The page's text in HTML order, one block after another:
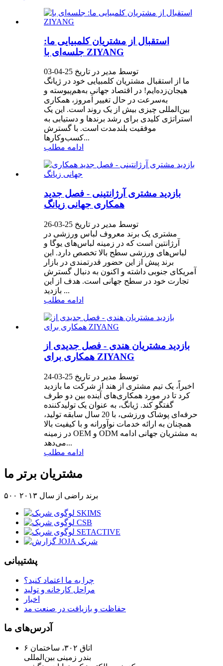
استقبال از مشتریان کلمبیایی ما:
جلسه‌ای با ZIYANG
توسط مدیر در تاریخ 25-04-03
ما از استقبال مشتریان کلمبیایی خود در ژیانگ
هیجان‌زده‌ایم! در اقتصاد جهانیِ به‌هم‌پیوسته و
به‌سرعت در حال تغییر امروز، همکاری
بین‌المللی چیزی بیش از یک روند است. این یک
استراتژی کلیدی برای رشد برندها و دستیابی به
موفقیت بلندمدت است. با گسترش
کسب‌وکارها...
ادامه مطلب
بازدید مشتری آرژانتینی - فصل جدید
همکاری جهانی زیانگ
توسط مدیر در تاریخ 25-03-26
مشتری یک برند معروف لباس ورزشی در
آرژانتین است که در زمینه لباس‌های یوگا و
لباس‌های ورزشی سطح بالا تخصص دارد. این
برند پیش از این حضور قدرتمندی در بازار
آمریکای جنوبی داشته و اکنون به دنبال گسترش
تجارت خود در سطح جهانی است. هدف از این
بازدید ...
ادامه مطلب
بازدید مشتریان هندی - فصل جدیدی از
همکاری برای ZIYANG
توسط مدیر در تاریخ 25-03-24
اخیراً، یک تیم مشتری از هند از شرکت ما بازدید
کرد تا در مورد همکاری‌های آینده بین دو طرف
گفتگو کند. ژیانگ، به عنوان یک تولیدکننده
حرفه‌ای پوشاک ورزشی، با 20 سال سابقه تولید،
همچنان به ارائه خدمات نوآورانه و با کیفیت بالا
در زمینه OEM و ODM به مشتریان جهانی ادامه
می‌دهد...
ادامه مطلب
مشتریان برتر ما
۵۰۰ برند راضی از سال ۲۰۱۳
پشتیبانی
چرا به ما اعتماد کنید؟
مراحل کارخانه و تولید
اخبار
حفاظت و بازیافت در صنعت مد
آدرس‌های ما
اتاق ۳۰۲، ساختمان ۶
بندر زمینی بین‌المللی